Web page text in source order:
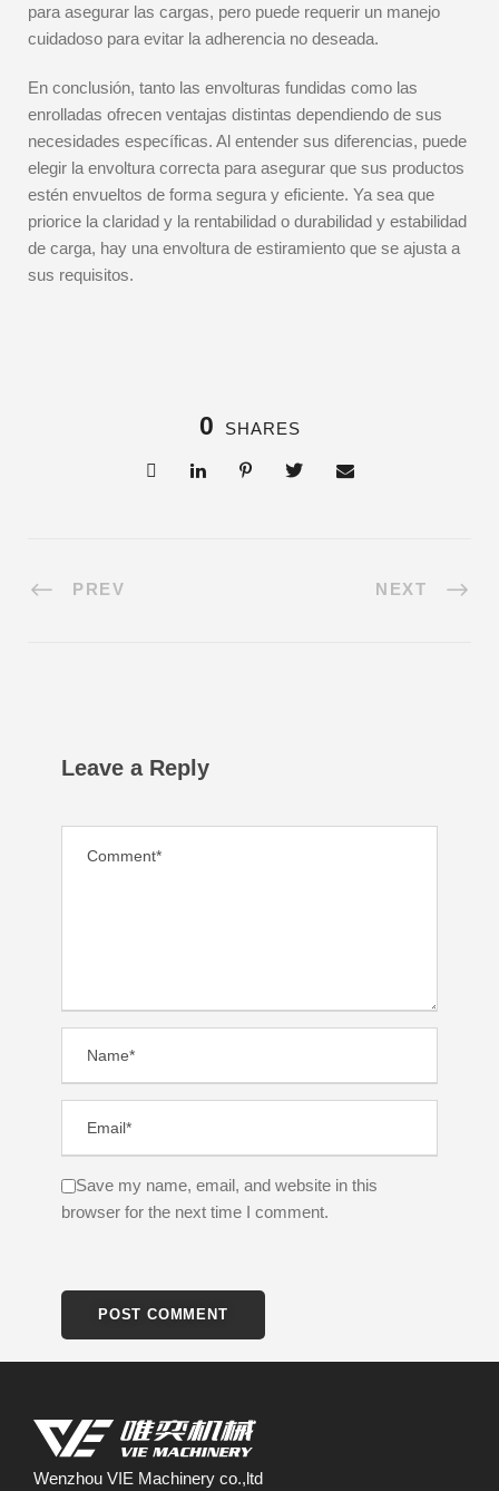
para asegurar las cargas, pero puede requerir un manejo
cuidadoso para evitar la adherencia no deseada.
En conclusión, tanto las envolturas fundidas como las
enrolladas ofrecen ventajas distintas dependiendo de sus
necesidades específicas. Al entender sus diferencias, puede
elegir la envoltura correcta para asegurar que sus productos
estén envueltos de forma segura y eficiente. Ya sea que
priorice la claridad y la rentabilidad o durabilidad y estabilidad
de carga, hay una envoltura de estiramiento que se ajusta a
sus requisitos.
0 SHARES
PREV NEXT
Leave a Reply
Save my name, email, and website in this
browser for the next time I comment.
Wenzhou VIE Machinery co.,ltd